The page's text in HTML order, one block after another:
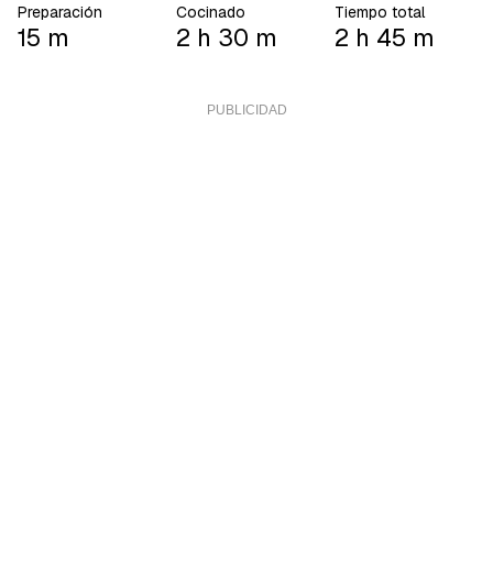
Preparación
15 m
Cocinado
2 h 30 m
Tiempo total
2 h 45 m